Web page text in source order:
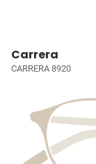
Carrera
CARRERA 8920